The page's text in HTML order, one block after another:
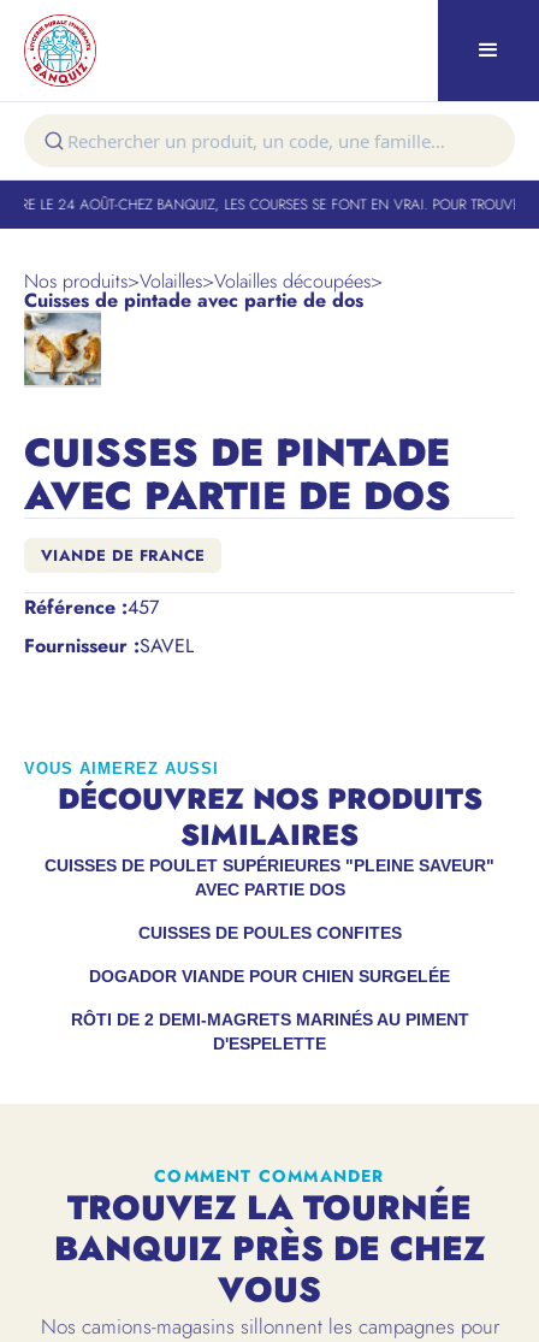
LE 24 AOÛT-CHEZ BANQUIZ, LES COURSES SE FONT EN VRAI. POUR TROUVER
Nos produits>Volailles>Volailles découpées>
Cuisses de pintade avec partie de dos
CUISSES DE PINTADE
AVEC PARTIE DE DOS
VIANDE DE FRANCE
Référence :457
Fournisseur :SAVEL
VOUS AIMEREZ AUSSI
DÉCOUVREZ NOS PRODUITS
SIMILAIRES
DOGADOR VIANDE POUR CHIEN SURGELÉE
CUISSES DE POULES CONFITES
RÔTI DE 2 DEMI-MAGRETS MARINÉS AU PIMENT
D'ESPELETTE
CUISSES DE POULET SUPÉRIEURES "PLEINE SAVEUR"
AVEC PARTIE DOS
COMMENT COMMANDER
TROUVEZ LA TOURNÉE
BANQUIZ PRÈS DE CHEZ
VOUS
Nos camions-magasins sillonnent les campagnes pour